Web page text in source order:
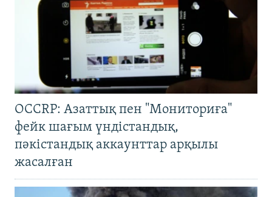
OCCRP: Азаттық пен "Мониториға"
фейк шағым үндістандық,
пәкістандық аккаунттар арқылы
жасалған